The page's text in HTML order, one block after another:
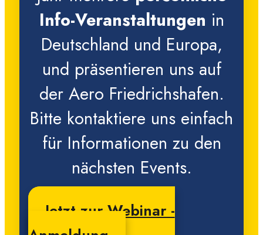
Info-Veranstaltungen in
Deutschland und Europa,
und präsentieren uns auf
der Aero Friedrichshafen.
Bitte kontaktiere uns einfach
für Informationen zu den
nächsten Events.
Jetzt zur Webinar -